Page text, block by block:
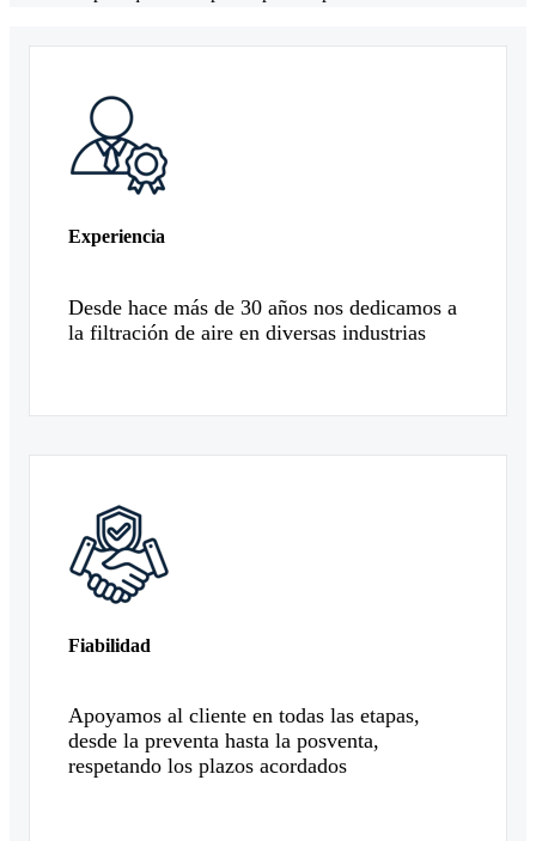
Experiencia
Desde hace más de 30 años nos dedicamos a
la filtración de aire en diversas industrias
Fiabilidad
Apoyamos al cliente en todas las etapas,
desde la preventa hasta la posventa,
respetando los plazos acordados